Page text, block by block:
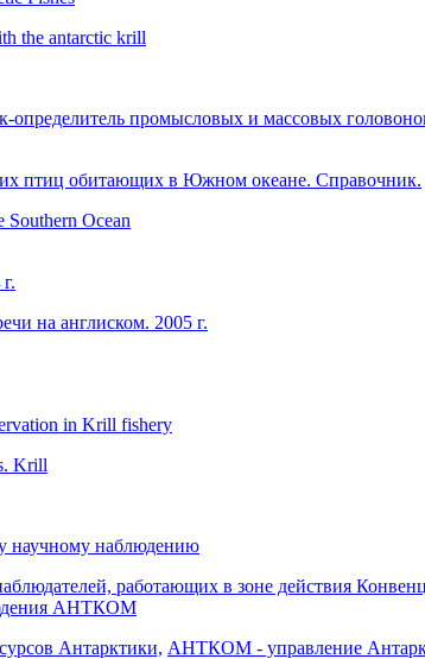
the antarctic krill
промысловых и массовых
птиц обитающих в Южном океане. Справочник.
Ocean
на англиском. 2005 г.
in Krill fishery
Krill
наблюдению
работающих в зоне действия
АНТКОМ
Антарктики, АНТКОМ - управление